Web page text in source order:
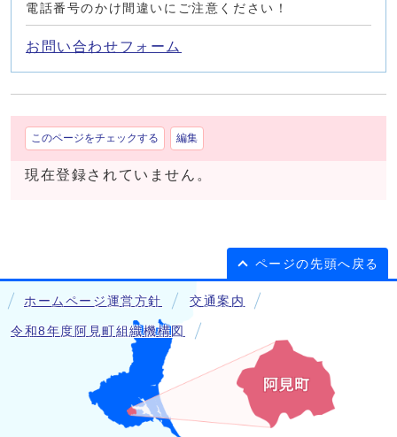
電話番号のかけ間違いにご注意ください！
お問い合わせフォーム
このページをチェックする 編集
現在登録されていません。
ページの先頭へ戻る
ホームページ運営方針 交通案内
令和8年度阿見町組織機構図